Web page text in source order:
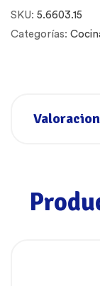
SKU: 5.6603.15
Categorías: